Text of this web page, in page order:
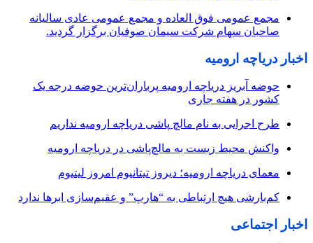
مجمع عمومی فوق العاده و مجمع عمومی عادی سالیانه
صاحبان سهام شرکت سیمان صوفیان برگزار گردید.
اخبار دریاچه ارومیه
حوضه آبریز دریاچه ارومیه پرباران‌ترین حوضه‌ درجه یک
کشور در هفته جاری
طرح اجرایی به نام مالچ پاشی دریاچه ارومیه نداریم
واکنش محیط زیست به مالچ‌پاشی در دریاچه ارومیه
معمای دریاچه ارومیه؛ دیروز تیتانیوم امروز لیتیوم
کم‌بارشی هیچ ارتباطی به “هارپ” و عقیم‌سازی ابرها ندارد
اخبار اجتماعی